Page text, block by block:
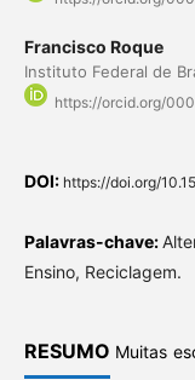
Francisco Roque
Instituto Federal de
https://orcid.org/
DOI: https://doi.org/
Palavras-chave:
Ensino, Reciclagem.
RESUMO Muitas